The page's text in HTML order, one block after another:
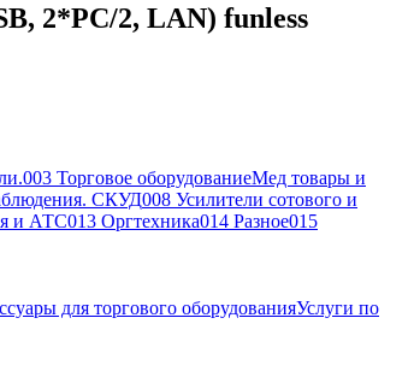
2*PC/2, LAN) funless
003 Торговое оборудованиеМед товары и
СКУД008 Усилители сотового и
и АТС013 Оргтехника014 Разное015
для торгового оборудованияУслуги по